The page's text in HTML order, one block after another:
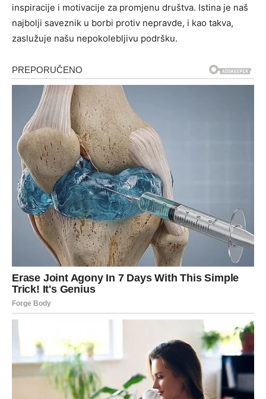
inspiracije i motivacije za promjenu društva. Istina je naš
najbolji saveznik u borbi protiv nepravde, i kao takva,
zaslužuje našu nepokolebljivu podršku.